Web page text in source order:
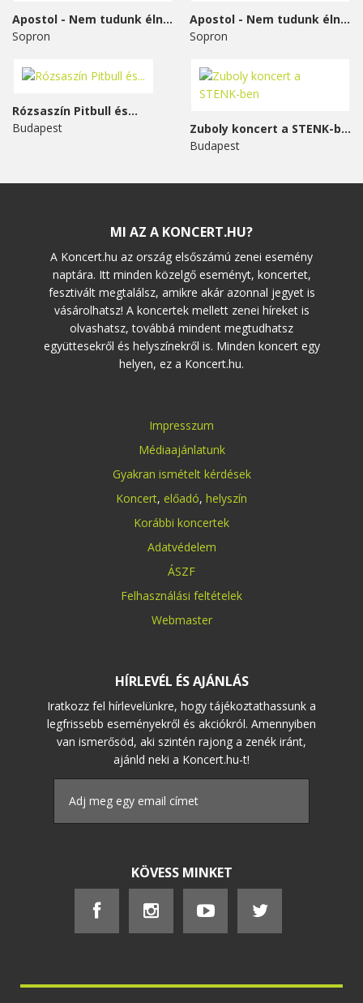
Apostol - Nem tudunk élni...
Sopron
Apostol - Nem tudunk élni...
Sopron
Rózsaszín Pitbull és...
Budapest
Zuboly koncert a STENK-ben
Budapest
MI AZ A KONCERT.HU?
A Koncert.hu az ország elsőszámú zenei esemény
naptára. Itt minden közelgő eseményt, koncertet,
fesztivált megtalálsz, amikre akár azonnal jegyet is
vásárolhatsz! A koncertek mellett zenei híreket is
olvashatsz, továbbá mindent megtudhatsz
együttesekről és helyszínekről is. Minden koncert egy
helyen, ez a Koncert.hu.
Impresszum
Médiaajánlatunk
Gyakran ismételt kérdések
Koncert, előadó, helyszín
Korábbi koncertek
Adatvédelem
ÁSZF
Felhasználási feltételek
Webmaster
HÍRLEVÉL ÉS AJÁNLÁS
Iratkozz fel hírlevelünkre, hogy tájékoztathassunk a
legfrissebb eseményekről és akciókról. Amennyiben
van ismerősöd, aki szintén rajong a zenék iránt,
ajánld neki a Koncert.hu-t!
KÖVESS MINKET